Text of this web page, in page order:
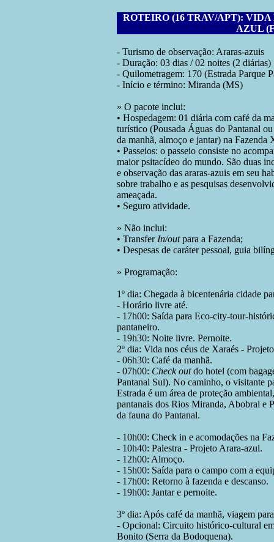
ROTEIRO (16 TRAV/APT):
AZUL
- Turismo de observação: Araras-azuis
- Duração: 03 dias / 02 noites (2 diárias)
- Quilometragem: 170 (Estrada Parque
- Início e término: Miranda (MS)
» O pacote inclui:
• Hospedagem: 01 diária com café da
turístico (Pousada Águas do Pantanal
da manhã, almoço e jantar) na Fazenda
• Passeios: o passeio consiste no
maior psitacídeo do mundo. São duas
e observação das araras-azuis em seu
sobre trabalho e as pesquisas
ameaçada.
• Seguro atividade.
» Não inclui:
• Transfer In/outpara a Fazenda;
• Despesas de caráter pessoal, guia
» Programação:
1º dia: Chegada à bicentenária cidade
- Horário livre até.
- 17h00: Saída para Eco-city-tour-
pantaneiro.
- 19h30: Noite livre. Pernoite.
2º dia: Vida nos céus de Xaraés -
- 06h30: Café da manhã.
- 07h00: Check outdo hotel (com
Pantanal Sul). No caminho, o visitante
Estrada é um área de proteção
pantanais dos Rios Miranda, Abobral e
da fauna do Pantanal.
- 10h00: Check in e acomodações na
- 10h40: Palestra - Projeto Arara-azul.
- 12h00: Almoço.
- 15h00: Saída para o campo com a
- 17h00: Retorno à fazenda e descanso.
- 19h00: Jantar e pernoite.
3º dia: Após café da manhã, viagem
- Opcional: Circuito histórico-cultural
Bonito (Serra da Bodoquena).